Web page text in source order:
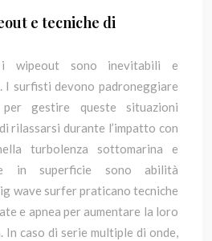
e tecniche di
wipeout sono inevitabili e
I surfisti devono padroneggiare
per gestire queste situazioni
rilassarsi durante l’impatto con
turbolenza sottomarina e
in superficie sono abilità
wave surfer praticano tecniche
e apnea per aumentare la loro
In caso di serie multiple di onde,